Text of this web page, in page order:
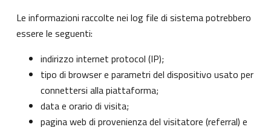
Le informazioni raccolte nei log file di sistema potrebbero
essere le seguenti:
indirizzo internet protocol (IP);
tipo di browser e parametri del dispositivo usato per
connettersi alla piattaforma;
data e orario di visita;
pagina web di provenienza del visitatore (referral) e